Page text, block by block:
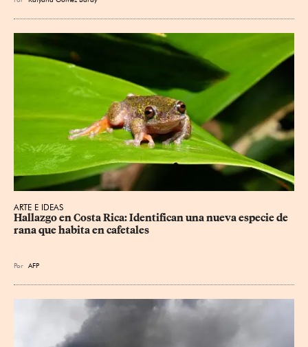
ARTE E IDEAS
Hallazgo en Costa Rica: Identifican una nueva especie de
rana que habita en cafetales
Por AFP